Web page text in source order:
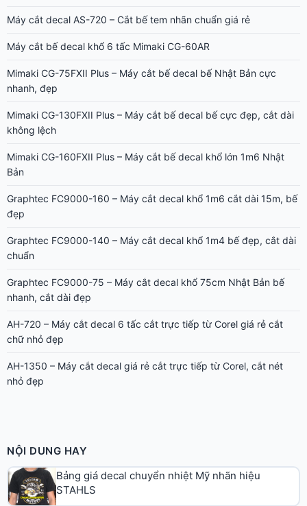
Máy cắt decal AS-720 – Cắt bế tem nhãn chuẩn giá rẻ
Máy cắt bế decal khổ 6 tấc Mimaki CG-60AR
Mimaki CG-75FXII Plus – Máy cắt bế decal bế Nhật Bản cực
nhanh, đẹp
Mimaki CG-130FXII Plus – Máy cắt bế decal bế cực đẹp, cắt dài
không lệch
Mimaki CG-160FXII Plus – Máy cắt bế decal khổ lớn 1m6 Nhật
Bản
Graphtec FC9000-160 – Máy cắt decal khổ 1m6 cắt dài 15m, bế
đẹp
Graphtec FC9000-140 – Máy cắt decal khổ 1m4 bế đẹp, cắt dài
chuẩn
Graphtec FC9000-75 – Máy cắt decal khổ 75cm Nhật Bản bế
nhanh, cắt dài đẹp
AH-720 – Máy cắt decal 6 tấc cắt trực tiếp từ Corel giá rẻ cắt
chữ nhỏ đẹp
AH-1350 – Máy cắt decal giá rẻ cắt trực tiếp từ Corel, cắt nét
nhỏ đẹp
NỘI DUNG HAY
Bảng giá decal chuyển nhiệt Mỹ nhãn hiệu
STAHLS